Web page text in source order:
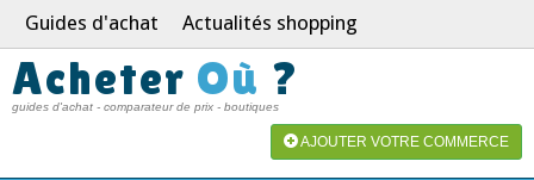
Guides d'achat Actualités shopping
Acheter Où ?
guides d'achat - comparateur de prix - boutiques
AJOUTER VOTRE COMMERCE